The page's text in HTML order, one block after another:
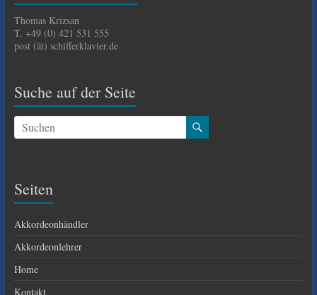
Thomas Krizsan
T. +49 (0) 421 531 555
post (ät) schifferklavier.de
Suche auf der Seite
Seiten
Akkordeonhändler
Akkordeonlehrer
Home
Kontakt